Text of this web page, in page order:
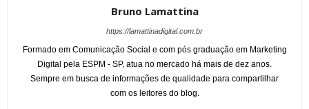
Bruno Lamattina
https://lamattinadigital.com.br
Formado em Comunicação Social e com pós graduação em Marketing
Digital pela ESPM - SP, atua no mercado há mais de dez anos.
Sempre em busca de informações de qualidade para compartilhar
com os leitores do blog.